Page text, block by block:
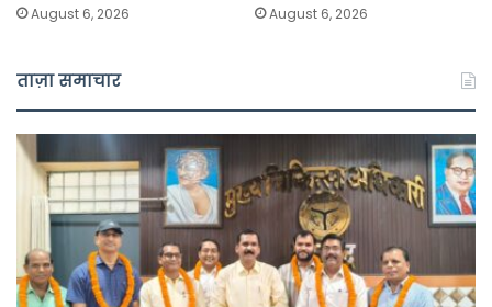
August 6, 2026 August 6, 2026
ताज़ा समाचार